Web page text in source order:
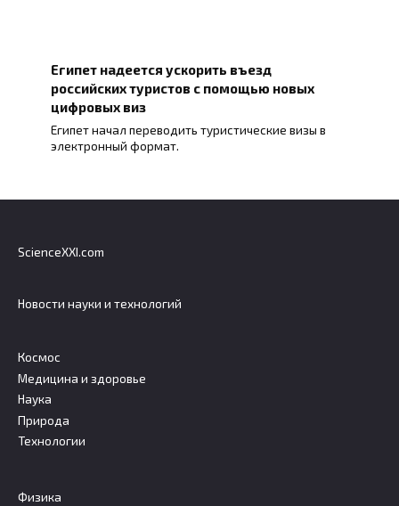
Египет надеется ускорить въезд
российских туристов с помощью новых
цифровых виз
Египет начал переводить туристические визы в
электронный формат.
ScienceXXI.com
Новости науки и технологий
Космос
Медицина и здоровье
Наука
Природа
Технологии
Физика